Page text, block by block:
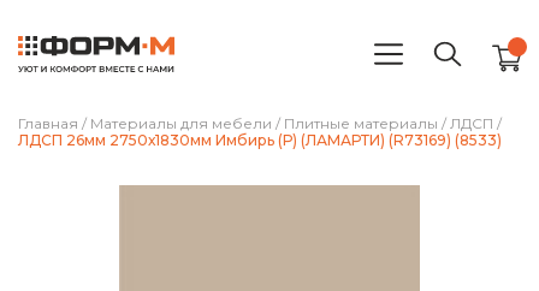
Главная / Материалы для мебели / Плитные материалы / ЛДСП /
ЛДСП 26мм 2750х1830мм Имбирь (Р) (ЛАМАРТИ) (R73169) (8533)